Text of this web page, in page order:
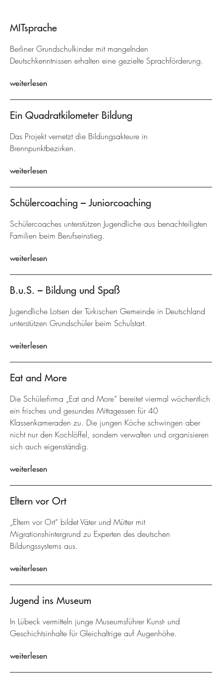
MITsprache
Berliner Grundschulkinder mit mangelnden
Deutschkenntnissen erhalten eine gezielte Sprachförderung.
weiterlesen
Ein Quadratkilometer Bildung
Das Projekt vernetzt die Bildungsakteure in
Brennpunktbezirken.
weiterlesen
Schülercoaching – Juniorcoaching
Schülercoaches unterstützen Jugendliche aus benachteiligten
Familien beim Berufseinstieg.
weiterlesen
B.u.S. – Bildung und Spaß
Jugendliche Lotsen der Türkischen Gemeinde in Deutschland
unterstützen Grundschüler beim Schulstart.
weiterlesen
Eat and More
Die Schülerfirma „Eat and More” bereitet viermal wöchentlich
ein frisches und gesundes Mittagessen für 40
Klassenkameraden zu. Die jungen Köche schwingen aber
nicht nur den Kochlöffel, sondern verwalten und organisieren
sich auch eigenständig.
weiterlesen
Eltern vor Ort
„Eltern vor Ort“ bildet Väter und Mütter mit
Migrationshintergrund zu Experten des deutschen
Bildungssystems aus.
weiterlesen
Jugend ins Museum
In Lübeck vermitteln junge Museumsführer Kunst- und
Geschichtsinhalte für Gleichaltrige auf Augenhöhe.
weiterlesen